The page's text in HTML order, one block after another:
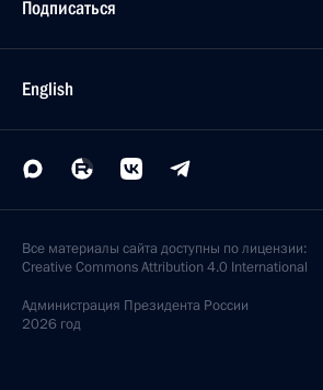
Подписаться
English
Все материалы сайта доступны по лицензии:
Creative Commons Attribution 4.0 International
Администрация Президента России
2026 год